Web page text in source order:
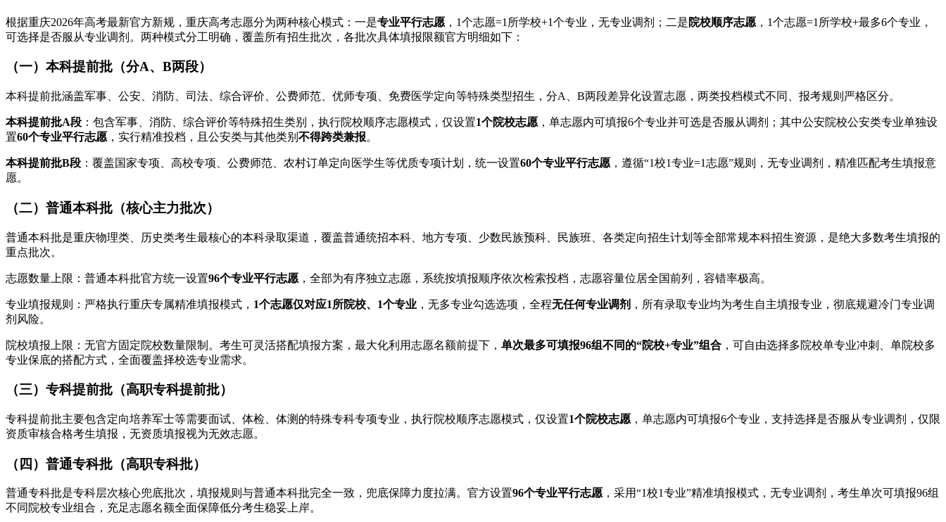
根据重庆2026年高考最新官方新规，重庆高考志愿分为两种核心模式：一是专业平行志愿 ，1个志愿=1所学校+1个专业，无专业调剂；二是院校顺序志愿 ，1个志愿=1所学校+最多6个专业，
可选择是否服从专业调剂。两种模式分工明确，覆盖所有招生批次，各批次具体填报限额官方明细如下：
（一）本科提前批（分A、B两段）
本科提前批涵盖军事、公安、消防、司法、综合评价、公费师范、优师专项、免费医学定向等特殊类型招生，分A、B两段差异化设置志愿，两类投档模式不同、报考规则严格区分。
本科提前批A段 ：包含军事、消防、综合评价等特殊招生类别，执行院校顺序志愿模式，仅设置1个院校志愿 ，单志愿内可填报6个专业并可选是否服从调剂；其中公安院校公安类专业单独设
置60个专业平行志愿 ，实行精准投档，且公安类与其他类别 不得跨类兼报。
本科提前批B段 ：覆盖国家专项、高校专项、公费师范、农村订单定向医学生等优质专项计划，统一设置60个专业平行志愿 ，遵循“1校1专业=1志愿”规则，无专业调剂，精准匹配考生填报意
愿。
（二）普通本科批（核心主力批次）
普通本科批是重庆物理类、历史类考生最核心的本科录取渠道，覆盖普通统招本科、地方专项、少数民族预科、民族班、各类定向招生计划等全部常规本科招生资源，是绝大多数考生填报的
重点批次。
志愿数量上限：普通本科批官方统一设置96个专业平行志愿 ，全部为有序独立志愿，系统按填报顺序依次检索投档，志愿容量位居全国前列，容错率极高。
专业填报规则：严格执行重庆专属精准填报模式， 1个志愿仅对应1所院校、1个专业 ，无多专业勾选选项，全程无任何专业调剂 ，所有录取专业均为考生自主填报专业，彻底规避冷门专业调
剂风险。
院校填报上限：无官方固定院校数量限制。考生可灵活搭配填报方案，最大化利用志愿名额前提下， 单次最多可填报96组不同的“院校+专业”组合 ，可自由选择多院校单专业冲刺、单院校多
专业保底的搭配方式，全面覆盖择校选专业需求。
（三）专科提前批（高职专科提前批）
专科提前批主要包含定向培养军士等需要面试、体检、体测的特殊专科专项专业，执行院校顺序志愿模式，仅设置1个院校志愿 ，单志愿内可填报6个专业，支持选择是否服从专业调剂，仅限
资质审核合格考生填报，无资质填报视为无效志愿。
（四）普通专科批（高职专科批）
普通专科批是专科层次核心兜底批次，填报规则与普通本科批完全一致，兜底保障力度拉满。官方设置96个专业平行志愿 ，采用“1校1专业”精准填报模式，无专业调剂，考生单次可填报96组
不同院校专业组合，充足志愿名额全面保障低分考生稳妥上岸。